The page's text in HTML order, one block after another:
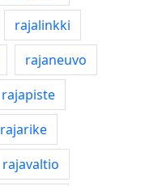
rajalinkki
rajaneuvo
rajapiste
rajarike
rajavaltio